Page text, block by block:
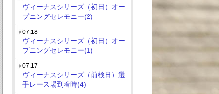
ヴィーナスシリーズ（初日）オー
プニングセレモニー(2)
07.18
ヴィーナスシリーズ（初日）オー
プニングセレモニー(1)
07.17
ヴィーナスシリーズ（前検日）選
手レース場到着時(4)